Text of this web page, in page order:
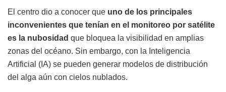
El centro dio a conocer que uno de los principales
inconvenientes que tenían en el monitoreo por satélite
es la nubosidad que bloquea la visibilidad en amplias
zonas del océano. Sin embargo, con la Inteligencia
Artificial (IA) se pueden generar modelos de distribución
del alga aún con cielos nublados.